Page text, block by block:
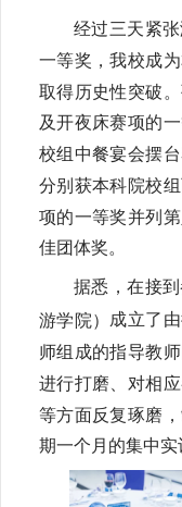
经过三天紧
一等奖，我校成
取得历史性突破
及开夜床赛项的
校组中餐宴会摆
分别获本科院校
项的一等奖并列
佳团体奖。
据悉，在接到
游学院） 成立了
师组成的指导教
进行打磨、对相
等方面反复琢磨
期一个月的集中实